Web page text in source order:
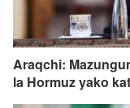
Araqchi:
la Hormuz yako